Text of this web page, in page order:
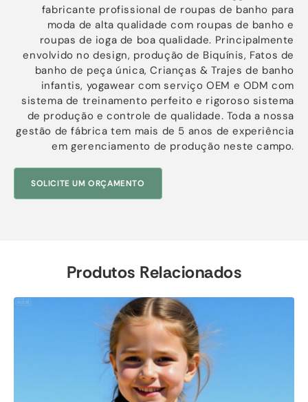
fabricante profissional de roupas de banho para
moda de alta qualidade com roupas de banho e
roupas de ioga de boa qualidade. Principalmente
envolvido no design, produção de Biquínis, Fatos de
banho de peça única, Crianças & Trajes de banho
infantis, yogawear com serviço OEM e ODM com
sistema de treinamento perfeito e rigoroso sistema
de produção e controle de qualidade. Toda a nossa
gestão de fábrica tem mais de 5 anos de experiência
em gerenciamento de produção neste campo.
SOLICITE UM ORÇAMENTO
Produtos Relacionados